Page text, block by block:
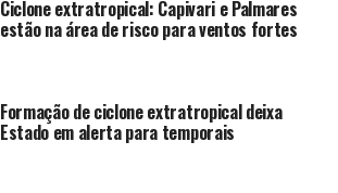
Ciclone extratropical: Capivari e Palmares
estão na área de risco para ventos fortes
Formação de ciclone extratropical deixa
Estado em alerta para temporais